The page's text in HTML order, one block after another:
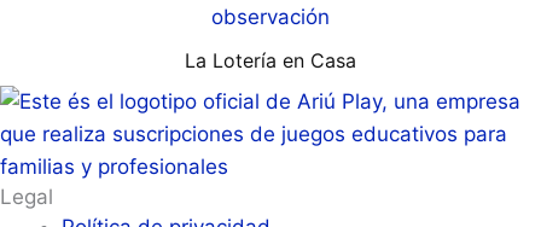
La Lotería en Casa
Legal